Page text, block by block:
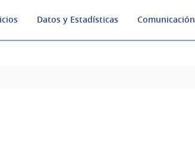
Datos y Estadísticas Comunicación